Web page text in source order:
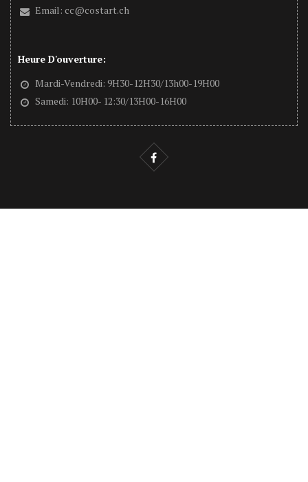
Email: cc@costart.ch
Heure D'ouverture:
Mardi-Vendredi: 9H30-12H30/13h00-19H00
Samedi: 10H00- 12:30/13H00-16H00